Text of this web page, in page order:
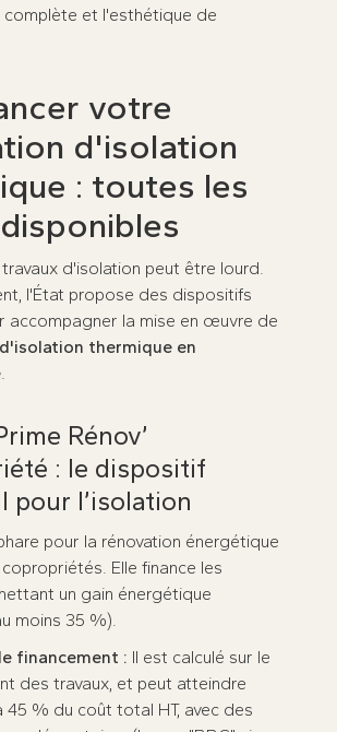
complète et l'esthétique de
votre
d'isolation
: toutes les
d'isolation peut être lourd.
l'État propose des dispositifs
accompagner la mise en œuvre de
thermique en
.
Rénov’
: le dispositif
pour l’isolation
pour la rénovation énergétique
Elle finance les
un gain énergétique
moins 35 %).
financement : Il est calculé sur le
des travaux, et peut atteindre
45 % du coût total HT, avec des